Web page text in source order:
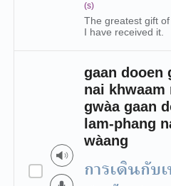
(s)
The greatest gift
I have received it.
gaan dooen
nai khwaam
gwàa gaan
lam-phang
wàang
การเดินกับ